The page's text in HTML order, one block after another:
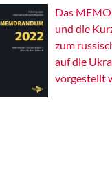
Das
und die
zum
auf die
vorgestellt